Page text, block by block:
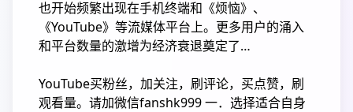
也开始频繁出现在手机终端和《烦恼》、
《YouTube》等流媒体平台上。更多用户的涌入
和平台数量的激增为经济衰退奠定了…
YouTube买粉丝，加关注，刷评论，买点赞，刷
观看量。请加微信fanshk999 一．选择适合自身